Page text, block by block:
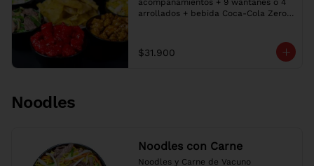
acompañamientos + 9 wantanes o 4
arrollados + bebida Coca-Cola Zero
$31.900
Noodles
Noodles con Carne
Noodles y Carne de Vacuno